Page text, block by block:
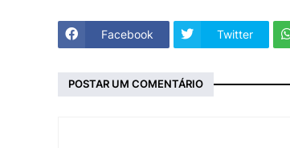
Facebook Twitter
POSTAR UM COMENTÁRIO